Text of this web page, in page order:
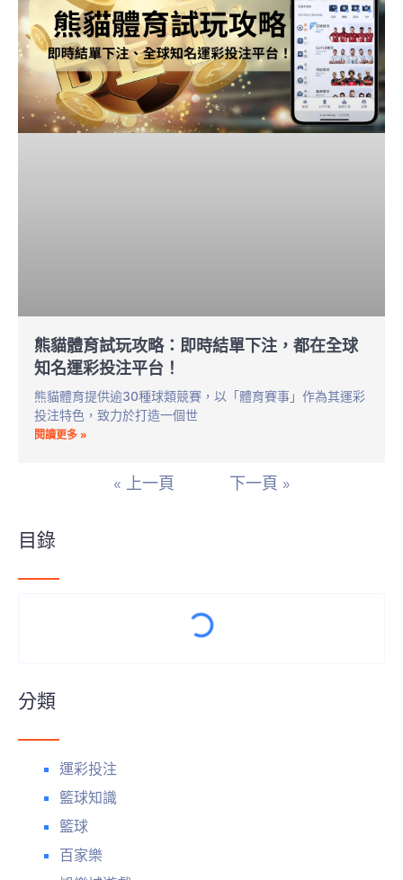
熊貓體育試玩攻略：即時結單下注，都在全球
知名運彩投注平台！
熊貓體育提供逾30種球類競賽，以「體育賽事」作為其運彩
投注特色，致力於打造一個世
閱讀更多 »
« 上一頁 下一頁 »
目錄
分類
運彩投注
籃球知識
籃球
百家樂